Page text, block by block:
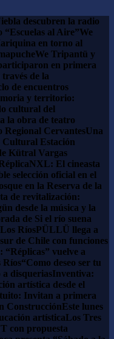
descubren la radio
“Escuelas al Aire”We
en torno al
We Tripantü y
en primera
de la
de encuentros
y territorio:
cultural del
la obra de teatro
Regional CervantesUna
Cultural Estación
Kütral Vargas
NXL: El cineasta
selección oficial en el
en la Reserva de la
de revitalización:
desde la música y la
de Si el río suena
RíosPÜLLÜ llega a
de Chile con funciones
vuelve a
Ríos“Como deseo ser tu
a disqueriasInventiva:
artística desde el
Invitan a primera
ConstrucciónEste lunes
artísticaLos Tres
con propuesta